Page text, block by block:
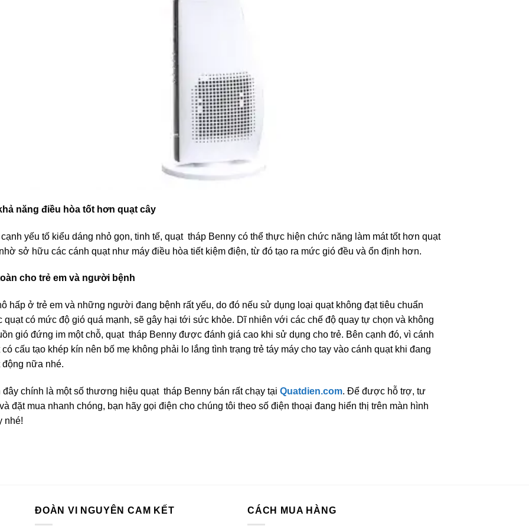
năng điều hòa tốt hơn quạt cây
cạnh yếu tố kiểu dáng nhỏ gọn, tinh tế, quạt tháp Benny có thể thực hiện chức năng làm mát tốt hơn quạt
sở hữu các cánh quạt như máy điều hòa tiết kiệm điện, từ đó tạo ra mức gió đều và ổn định hơn.
cho trẻ em và người bệnh
hấp ở trẻ em và những người đang bệnh rất yếu, do đó nếu sử dụng loại quạt không đạt tiêu chuẩn
quạt có mức độ gió quá mạnh, sẽ gây hại tới sức khỏe. Dĩ nhiên với các chế độ quay tự chọn và không
gió đứng im một chỗ, quạt tháp Benny được đánh giá cao khi sử dụng cho trẻ. Bên cạnh đó, vì cánh
có cấu tạo khép kín nên bố mẹ không phải lo lắng tình trạng trẻ táy máy cho tay vào cánh quạt khi đang
động nữa nhé.
đây chính là một số thương hiệu quạt tháp Benny bán rất chạy tại Quatdien.com. Để được hỗ trợ, tư
đặt mua nhanh chóng, bạn hãy gọi điện cho chúng tôi theo số điện thoại đang hiển thị trên màn hình
nhé!
ĐOÀN VI NGUYÊN CAM KẾT CÁCH MUA HÀNG